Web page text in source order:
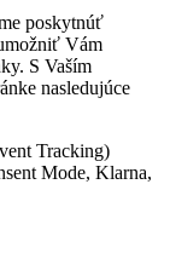
poskytnúť
Vám
S Vaším
nasledujúce
Tracking)
Mode, Klarna,